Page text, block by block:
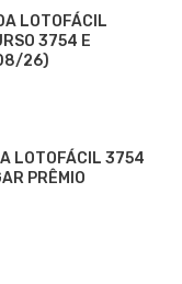
LOTOFÁCIL
3754 E
26)
LOTOFÁCIL 3754
PRÊMIO